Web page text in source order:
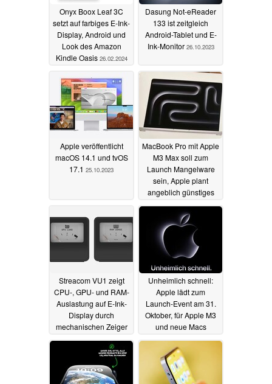
Onyx Boox Leaf 3C
setzt auf farbiges E-Ink-
Display, Android und
Look des Amazon
Kindle Oasis 26.02.2024
Dasung Not-eReader
133 ist zeitgleich
Android-Tablet und E-
Ink-Monitor 26.10.2023
Apple veröffentlicht
macOS 14.1 und tvOS
17.1 25.10.2023
MacBook Pro mit Apple
M3 Max soll zum
Launch Mangelware
sein, Apple plant
angeblich günstiges
25.10.2023
Streacom VU1 zeigt
CPU-, GPU- und RAM-
Auslastung auf E-Ink-
Display durch
mechanischen Zeiger
24.10.2023
Unheimlich schnell:
Apple lädt zum
Launch-Event am 31.
Oktober, für Apple M3
und neue Macs
24.10.2023